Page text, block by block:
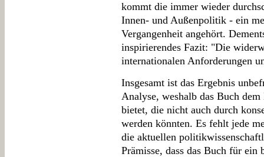
kommt die immer wieder
Innen- und Außenpolitik - ein
Vergangenheit angehört.
inspirierendes Fazit: "Die
internationalen Anforderungen
Insgesamt ist das Ergebnis
Analyse, weshalb das Buch
bietet, die nicht auch durch
werden könnten. Es fehlt jede
die aktuellen
Prämisse, dass das Buch für